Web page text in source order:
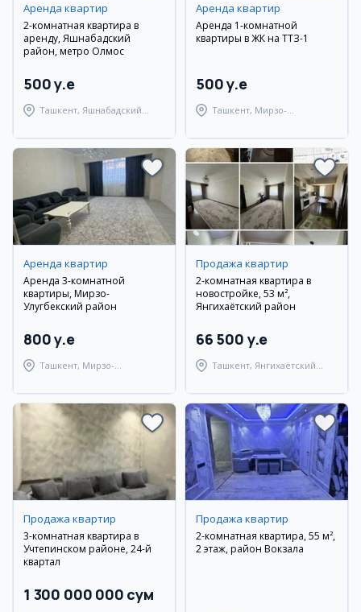
Аренда квартир
2-комнатная квартира в
аренду, Яшнабадский
район, метро Олмос
500 y.e
Ташкент, Яшнабадский
Аренда квартир
Аренда 1-комнатной
квартиры в ЖК на ТТЗ-1
500 y.e
Ташкент, Мирзо-
Аренда квартир
Аренда 3-комнатной
квартиры, Мирзо-
Улугбекский район
800 y.e
Ташкент, Мирзо-
Продажа квартир
2-комнатная квартира в
новостройке, 53 м²,
Янгихаётский район
66 500 y.e
Ташкент, Янгихаётский
Продажа квартир
3-комнатная квартира в
Учтепинском районе, 24-й
квартал
1 300 000 000 сум
Продажа квартир
2-комнатная квартира, 55 м²,
2 этаж, район Вокзала